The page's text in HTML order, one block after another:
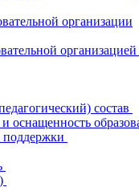
организации
организацией
состав
оснащенность